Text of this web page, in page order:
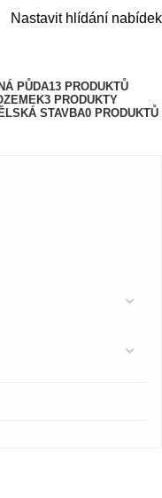
Nastavit hlídání nabídek
PŮDA13 PRODUKTŮ
3 PRODUKTY
STAVBA0 PRODUKTŮ